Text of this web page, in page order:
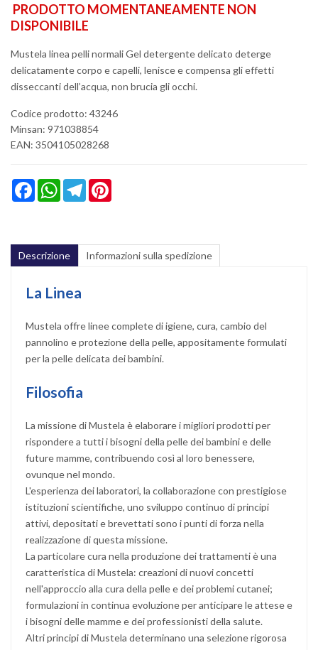
PRODOTTO MOMENTANEAMENTE NON
DISPONIBILE
Mustela linea pelli normali Gel detergente delicato deterge
delicatamente corpo e capelli, lenisce e compensa gli effetti
disseccanti dell’acqua, non brucia gli occhi.
Codice prodotto: 43246
Minsan: 971038854
EAN: 3504105028268
FacebookWhatsAppTelegram
Descrizione Informazioni sulla spedizione
La Linea
Mustela offre linee complete di igiene, cura, cambio del
pannolino e protezione della pelle, appositamente formulati
per la pelle delicata dei bambini.
Filosofia
La missione di Mustela è elaborare i migliori prodotti per
rispondere a tutti i bisogni della pelle dei bambini e delle
future mamme, contribuendo così al loro benessere,
ovunque nel mondo.
L'esperienza dei laboratori, la collaborazione con prestigiose
istituzioni scientifiche, uno sviluppo continuo di principi
attivi, depositati e brevettati sono i punti di forza nella
realizzazione di questa missione.
La particolare cura nella produzione dei trattamenti è una
caratteristica di Mustela: creazioni di nuovi concetti
nell'approccio alla cura della pelle e dei problemi cutanei;
formulazioni in continua evoluzione per anticipare le attese e
i bisogni delle mamme e dei professionisti della salute.
Altri principi di Mustela determinano una selezione rigorosa